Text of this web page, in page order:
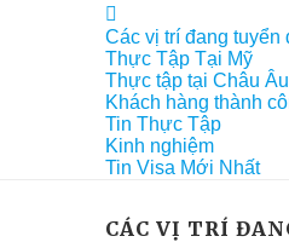
Các vị trí đang tuyển
Thực Tập Tại Mỹ
Thực tập tại Châu Âu
Khách hàng thành
Tin Thực Tập
Kinh nghiệm
Tin Visa Mới Nhất
CÁC VỊ TRÍ